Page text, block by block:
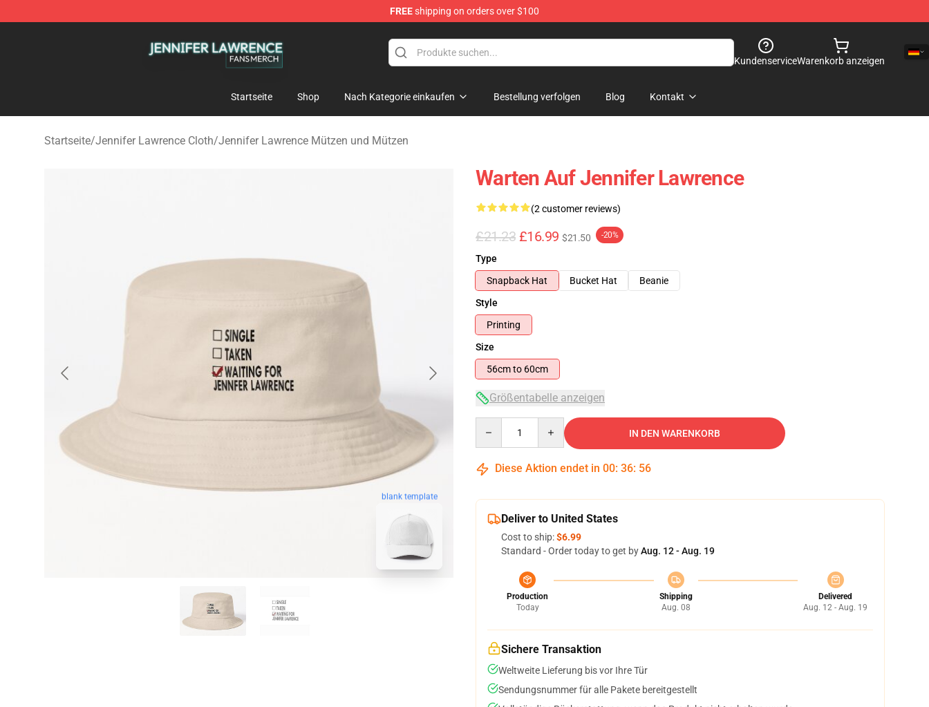
FREEshipping on orders over $100
KundenserviceWarenkorb anzeigen
Startseite Shop Nach Kategorie einkaufen Bestellung verfolgen Blog Kontakt
Startseite/Jennifer Lawrence Cloth/Jennifer Lawrence Mützen und Mützen
blank template
Warten Auf Jennifer Lawrence
(2 customer reviews)
£21.23 £16.99 $21.50 -20%
Type
Snapback Hat
Bucket Hat
Beanie
Style
Printing
Size
56cm to 60cm
Größentabelle anzeigen
IN DEN WARENKORB
Diese Aktion endet in 00: 36: 55
Deliver to United States
Cost to ship:$6.99
Standard - Order today to get byAug. 12 - Aug. 19
Production
Today
Shipping
Aug. 08
Delivered
Aug. 12 - Aug. 19
Sichere Transaktion
Weltweite Lieferung bis vor Ihre Tür
Sendungsnummer für alle Pakete bereitgestellt